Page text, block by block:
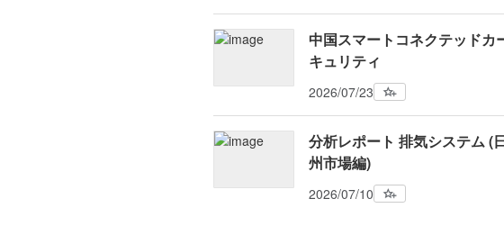
中国スマートコネクテッドカ
キュリティ
2026/07/23
分析レポート 排気システム (
州市場編)
2026/07/10